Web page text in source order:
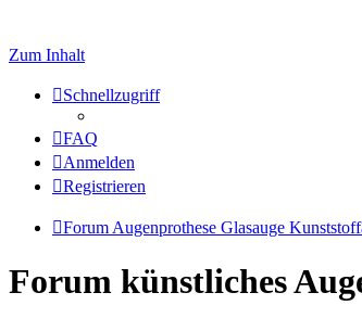
Zum Inhalt
Schnellzugriff
FAQ
Anmelden
Registrieren
Forum Augenprothese Glasauge
Forum künstliches